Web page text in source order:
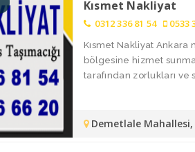
Kısmet Nakliyat
0312 336 81 54 0533
Kısmet Nakliyat
bölgesine hizmet
tarafından zorlukları ve
Demetlale Mahallesi,